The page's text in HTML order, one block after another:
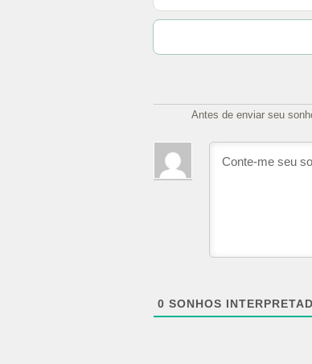
Antes de enviar seu
0 SONHOS